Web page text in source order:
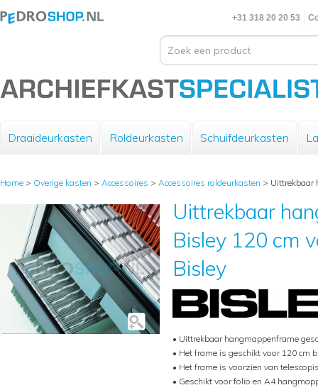
+31 318 20 20 53
Draaideurkasten Roldeurkasten Schuifdeurkasten
Home > Overige kasten > Accessoires > Accessoires roldeurkasten > Uittrekbaar
Uittrekbaar
Bisley 120 cm
Bisley
• Uittrekbaar hangmappenframe
• Het frame is geschikt voor 120 cm
• Het frame is voorzien van
• Geschikt voor folio en A4